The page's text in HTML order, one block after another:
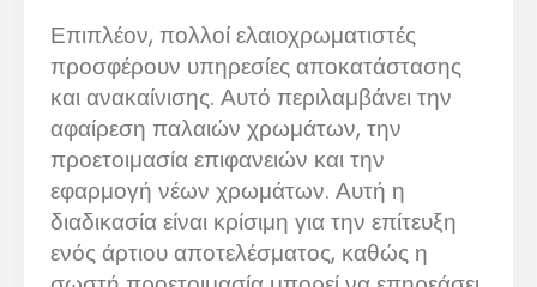
Επιπλέον, πολλοί ελαιοχρωματιστές
προσφέρουν υπηρεσίες αποκατάστασης
και ανακαίνισης. Αυτό περιλαμβάνει την
αφαίρεση παλαιών χρωμάτων, την
προετοιμασία επιφανειών και την
εφαρμογή νέων χρωμάτων. Αυτή η
διαδικασία είναι κρίσιμη για την επίτευξη
ενός άρτιου αποτελέσματος, καθώς η